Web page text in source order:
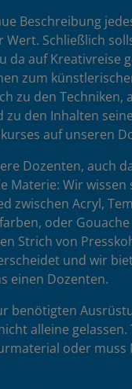
Beschreibung
Wert. Schließlich
da auf Kreativreise
zum
zu den Techniken,
den Inhalten
auf unseren
Dozenten, auch
Materie: Wir wissen
zwischen Acryl,
oder
Strich von
und wir
einen Dozenten.
benötigten
alleine gelassen.
oder muss